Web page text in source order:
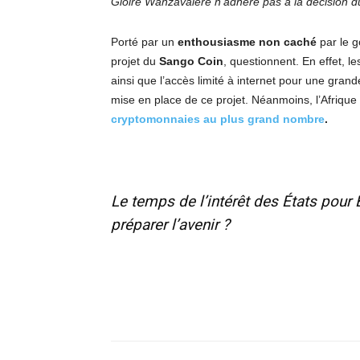
Porté par un enthousiasme non caché par le
projet du Sango Coin , questionnent. En effet,
ainsi que l’accès limité à internet pour une
mise en place de ce projet. Néanmoins,
cryptomonnaies au plus grand nombre.
Le temps de l’intérêt des États
préparer l’avenir ?